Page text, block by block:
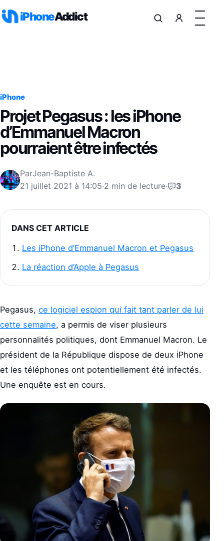
iPhoneAddict
iPhone
Projet Pegasus : les iPhone
d’Emmanuel Macron
pourraient être infectés
ParJean-Baptiste A.
21 juillet 2021 à 14:05·2 min de lecture· 3
DANS CET ARTICLE
Les iPhone d’Emmanuel Macron et Pegasus
La réaction d’Apple à Pegasus
Pegasus, ce logiciel espion qui fait tant parler de lui
cette semaine, a permis de viser plusieurs
personnalités politiques, dont Emmanuel Macron. Le
président de la République dispose de deux iPhone
et les téléphones ont potentiellement été infectés.
Une enquête est en cours.